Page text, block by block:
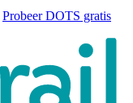
Probeer DOTS gratis